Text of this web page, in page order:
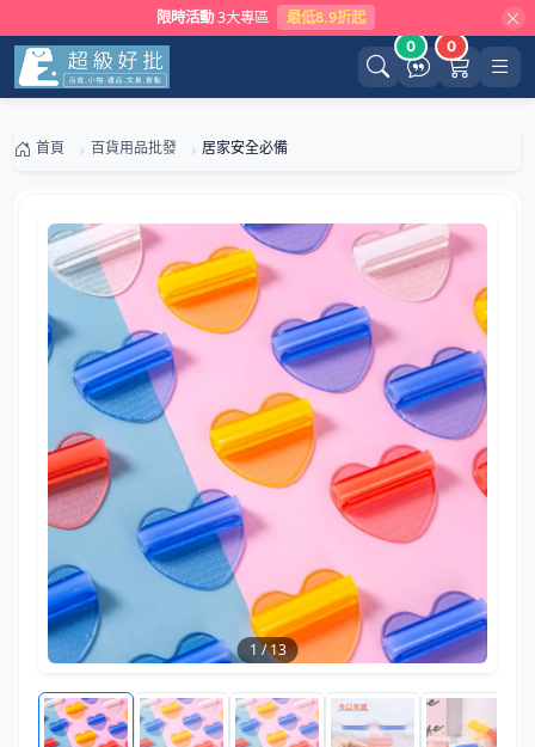
限時活動 3大專區 最低8.9折起
0 0
首頁 百貨用品批發 居家安全必備
1/13